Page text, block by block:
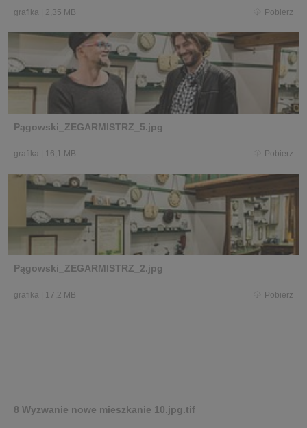
grafika 2,35 MB Pobierz
Pągowski_ZEGARMISTRZ_5.jpg
grafika 16,1 MB Pobierz
Pągowski_ZEGARMISTRZ_2.jpg
grafika 17,2 MB Pobierz
8 Wyzwanie nowe mieszkanie 10.jpg.tif